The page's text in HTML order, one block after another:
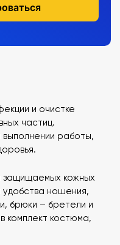
и очистке
частиц.
работы,
защищаемых кожных
ношения,
брюки – бретели и
комплект костюма,